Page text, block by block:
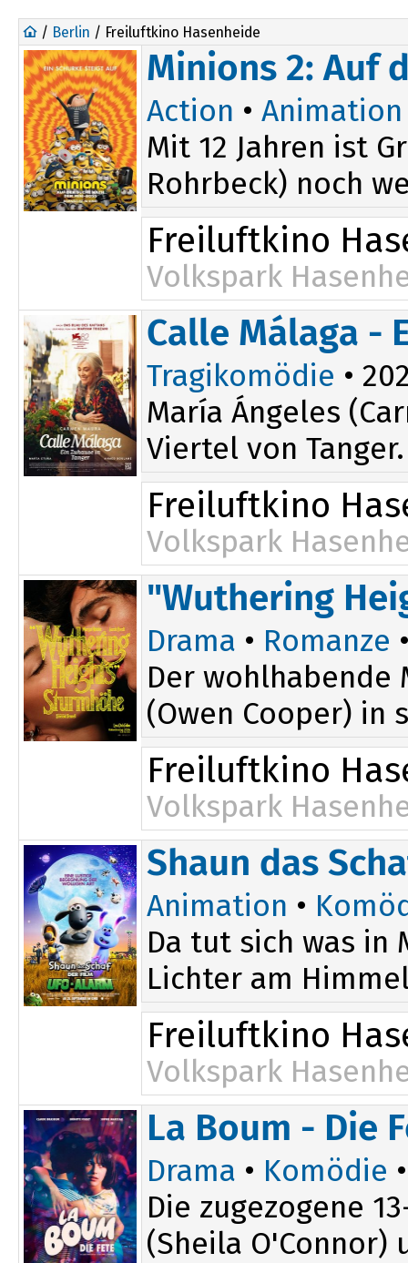
/ Berlin / Freiluftkino Hasenheide
Minions 2: Auf
Action • Animation
Mit 12 Jahren ist
Rohrbeck) noch
Freiluftkino
Volkspark
Calle Málaga -
Tragikomödie •
María Ángeles
Viertel von
Freiluftkino
Volkspark
"Wuthering
Drama • Romanze
Der wohlhabende
(Owen Cooper) in
Freiluftkino
Volkspark
Shaun das
Animation •
Da tut sich was in
Lichter am
Freiluftkino
Volkspark
La Boum - Die
Drama • Komödie
Die zugezogene
(Sheila O'Connor)